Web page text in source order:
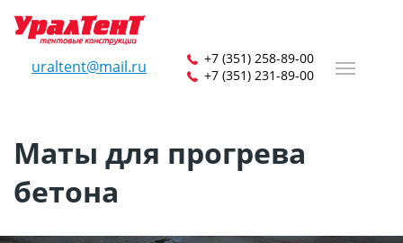
uraltent@mail.ru
+7 (351) 258-89-00
+7 (351) 231-89-00
Маты для прогрева
бетона